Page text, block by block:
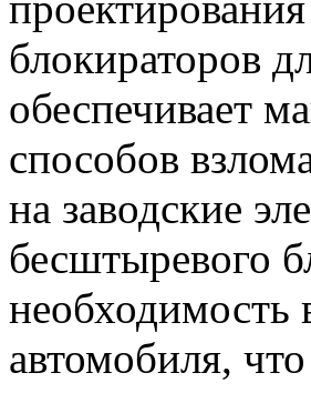
блокираторов
обеспечивает
способов
на заводские
бесштыревого
необходимость
автомобиля,